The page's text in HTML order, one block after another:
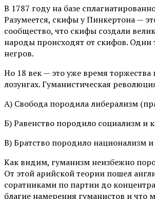
В 1787 году на базе
Разумеется, скифы у Пинкертона —
сообщество, что скифы создали
народы происходят от скифов. Одни
негров.
Но 18 век — это уже время
лозунгах. Гуманистическая
А) Свобода породила либерализм
Б) Равенство породило социализм и
В) Братство породило национализм
Как видим, гуманизм неизбежно
От этой арийской теории пошел
соратниками по партии до
благие намерения гуманистов и